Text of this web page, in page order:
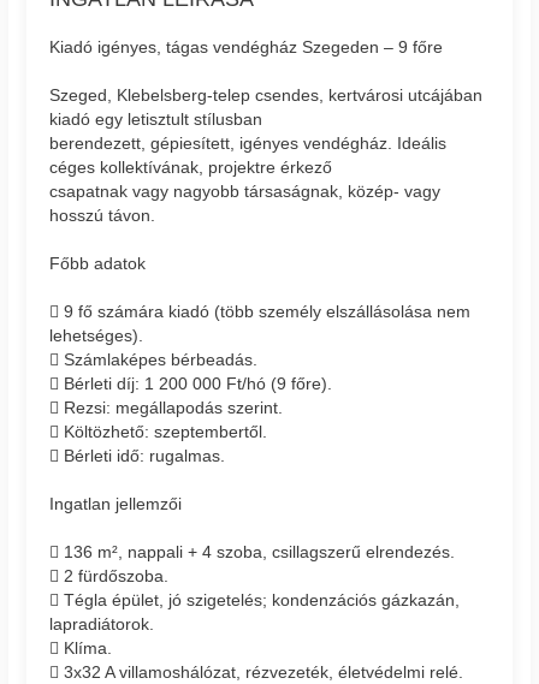
Kiadó igényes, tágas vendégház Szegeden – 9 főre
Szeged, Klebelsberg-telep csendes, kertvárosi utcájában
kiadó egy letisztult stílusban
berendezett, gépiesített, igényes vendégház. Ideális
céges kollektívának, projektre érkező
csapatnak vagy nagyobb társaságnak, közép- vagy
hosszú távon.
Főbb adatok
 9 fő számára kiadó (több személy elszállásolása nem
lehetséges).
 Számlaképes bérbeadás.
 Bérleti díj: 1 200 000 Ft/hó (9 főre).
 Rezsi: megállapodás szerint.
 Költözhető: szeptembertől.
 Bérleti idő: rugalmas.
Ingatlan jellemzői
 136 m², nappali + 4 szoba, csillagszerű elrendezés.
 2 fürdőszoba.
 Tégla épület, jó szigetelés; kondenzációs gázkazán,
lapradiátorok.
 Klíma.
 3x32 A villamoshálózat, rézvezeték, életvédelmi relé.